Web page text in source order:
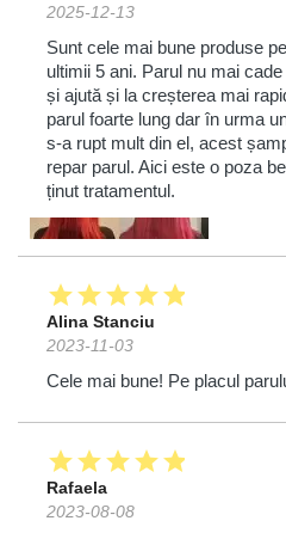
2025-12-13
Sunt cele mai bune produse
ultimii 5 ani. Parul nu mai
și ajută și la creșterea mai
parul foarte lung dar în urma
s-a rupt mult din el, acest
repar parul. Aici este o poza
ținut tratamentul.
starstarstarstarstar
Alina Stanciu
2023-11-03
Cele mai bune! Pe placul
starstarstarstarstar
Rafaela
2023-08-08